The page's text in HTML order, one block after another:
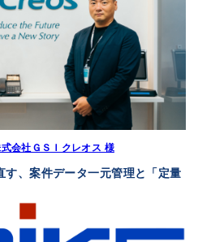
会社ＧＳＩクレオス 様
す、案件データ一元管理と「定量